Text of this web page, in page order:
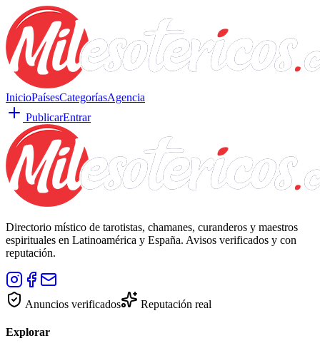
InicioPaísesCategoríasAgencia
PublicarEntrar
Directorio místico de tarotistas, chamanes, curanderos y maestros
espirituales en Latinoamérica y España. Avisos verificados y con
reputación.
Anuncios verificados Reputación real
Explorar